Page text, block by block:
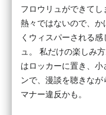
フロウリュができて
熱々ではないので、か
くウィスパーされる
ュ。 私だけの楽しみ
はロッカーに置き、
ンで、漫談を聴きな
マナー違反かも。